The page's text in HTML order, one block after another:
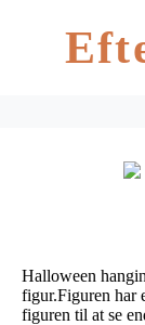
Halloween
figur.Figuren har
figuren til at se